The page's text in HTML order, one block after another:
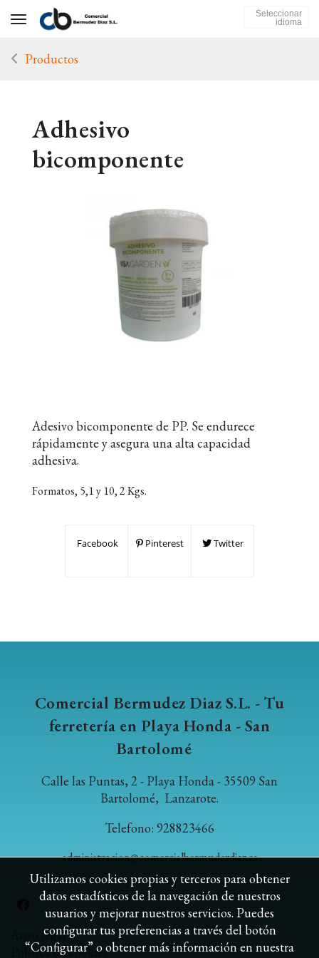
Seleccionar
idioma
Toggle navigation
Productos
Adhesivo
bicomponente
Adesivo bicomponente de PP. Se endurece
rápidamente y asegura una alta capacidad
adhesiva.
Formatos, 5,1 y 10, 2 Kgs.
Facebook Pinterest Twitter
Comercial Bermudez Diaz S.L. - Tu
ferretería en Playa Honda - San
Bartolomé
Calle las Puntas, 2 - Playa Honda - 35509 San
Bartolomé, Lanzarote.
Telefono: 928823466
administracion@comercialbermudezdiaz.es
Aviso legal
Política de cookies
Utilizamos cookies propias y terceros para obtener
datos estadísticos de la navegación de nuestros
usuarios y mejorar nuestros servicios. Puedes
configurar tus preferencias a través del botón
“Configurar” o obtener más información en nuestra